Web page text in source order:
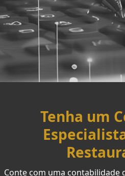
Tenha um
Conte com uma contabilidade